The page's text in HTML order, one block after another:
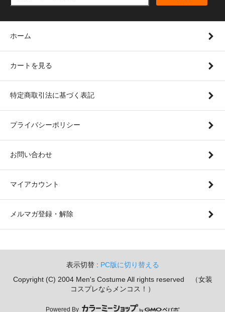
ホーム
カートを見る
特定商取引法に基づく表記
プライバシーポリシー
お問い合わせ
マイアカウント
メルマガ登録・解除
表示切替 : PC版に切り替える
Copyright (C) 2004 Men's Costume All rights reserved （女装
コスプレならメンコス！）
Powered By